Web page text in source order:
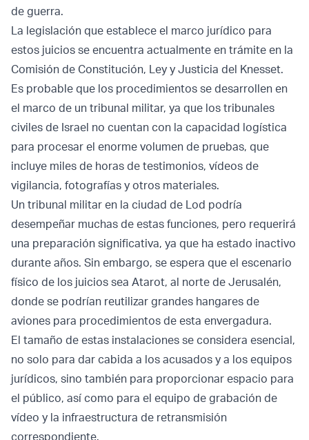
de guerra.
La legislación que establece el marco jurídico para
estos juicios se encuentra actualmente en trámite en la
Comisión de Constitución, Ley y Justicia del Knesset.
Es probable que los procedimientos se desarrollen en
el marco de un tribunal militar, ya que los tribunales
civiles de Israel no cuentan con la capacidad logística
para procesar el enorme volumen de pruebas, que
incluye miles de horas de testimonios, vídeos de
vigilancia, fotografías y otros materiales.
Un tribunal militar en la ciudad de Lod podría
desempeñar muchas de estas funciones, pero requerirá
una preparación significativa, ya que ha estado inactivo
durante años. Sin embargo, se espera que el escenario
físico de los juicios sea Atarot, al norte de Jerusalén,
donde se podrían reutilizar grandes hangares de
aviones para procedimientos de esta envergadura.
El tamaño de estas instalaciones se considera esencial,
no solo para dar cabida a los acusados y a los equipos
jurídicos, sino también para proporcionar espacio para
el público, así como para el equipo de grabación de
vídeo y la infraestructura de retransmisión
correspondiente.